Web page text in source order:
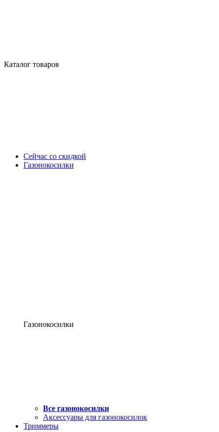
Каталог товаров
Сейчас со скидкой
Газонокосилки
Газонокосилки
Все газонокосилки
Аксессуары для газонокосилок
Триммеры